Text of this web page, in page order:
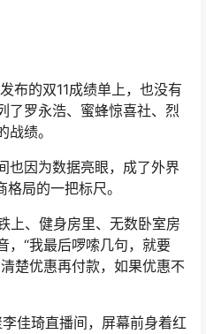
布的双11成绩单上，也没有
了罗永浩、蜜蜂惊喜社、烈
绩。
也因为数据亮眼，成了外界
局的一把标尺。
上、健身房里、无数卧室房
，“我最后啰嗦几句，就要
楚优惠再付款，如果优惠不
佳琦直播间，屏幕前身着红